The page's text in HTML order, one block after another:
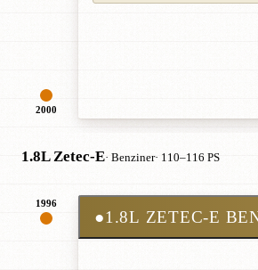
2000
1.8L Zetec-E· Benziner· 110–116 PS
1996
●1.8L ZETEC-E